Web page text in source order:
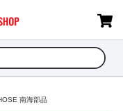
南海部品